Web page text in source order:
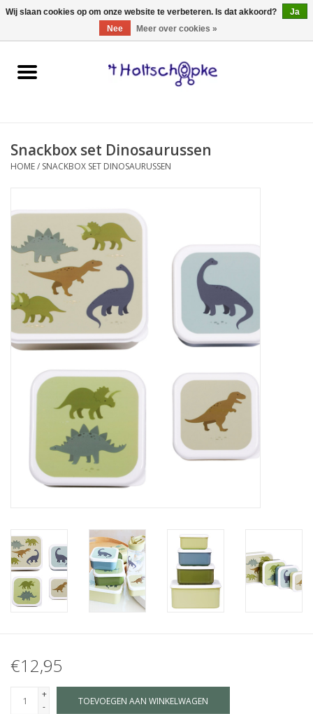
0 Artikelen - €0,00
Home
spellen
schmink & make-up
hebbedingen
kinderkamer
eten & drinken
knuffels
Merken
Snackbox set Dinosaurussen
HOME/ SNACKBOX SET DINOSAURUSSEN
€12,95
+
-
TOEVOEGEN AAN WINKELWAGEN
Wij slaan cookies op om onze website te verbeteren. Is dat akkoord?
Ja
Nee
Meer over cookies »